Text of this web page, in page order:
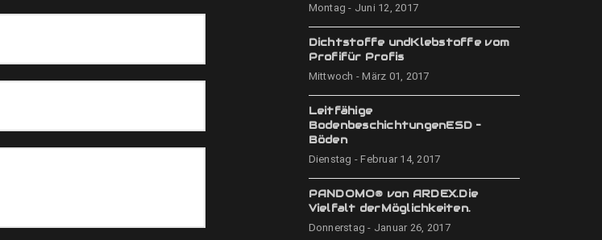
Montag - Juni 12, 2017
Dichtstoffe undKlebstoffe vom
Profifür Profis
Mittwoch - März 01, 2017
Leitfähige
BodenbeschichtungenESD –
Böden
Dienstag - Februar 14, 2017
PANDOMO® von ARDEX.Die
Vielfalt derMöglichkeiten.
Donnerstag - Januar 26, 2017